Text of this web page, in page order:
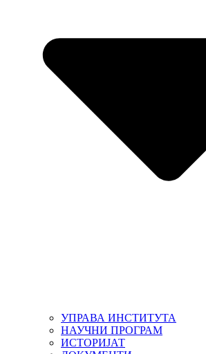
УПРАВА ИНСТИТУТА
НАУЧНИ ПРОГРАМ
ИСТОРИЈАТ